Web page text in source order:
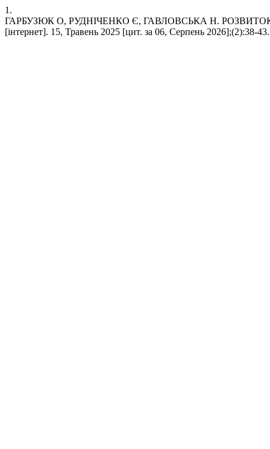
1.
ГАРБУЗЮК О, РУДНІЧЕНКО Є, ГАВЛОВСЬКА Н.
[інтернет]. 15, Травень 2025 [цит. за 06, Серпень 2026];(2):38-